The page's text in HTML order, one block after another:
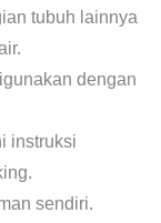
tubuh lainnya
dengan
instruksi
sendiri.